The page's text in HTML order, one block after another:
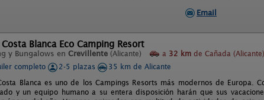
Email
Blanca Eco Camping Resort
y Bungalows en Crevillente (Alicante) a 32 km de Cañada (Alicante)
completo
2-5 plazas
35 km de Alicante
Blanca es uno de los Campings Resorts más modernos de Europa.
y un equipo humano a su entera disposición harán que sus